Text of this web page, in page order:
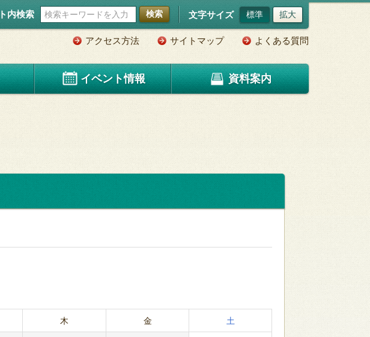
内検索 検索 文字サイズ 標準 拡大
アクセス方法 サイトマップ よくある質問
イベント情報 資料案内
木 金 土